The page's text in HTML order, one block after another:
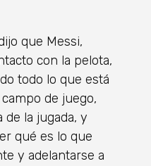
que Messi,
con la pelota,
todo lo que está
de juego,
la jugada, y
qué es lo que
y adelantarse a